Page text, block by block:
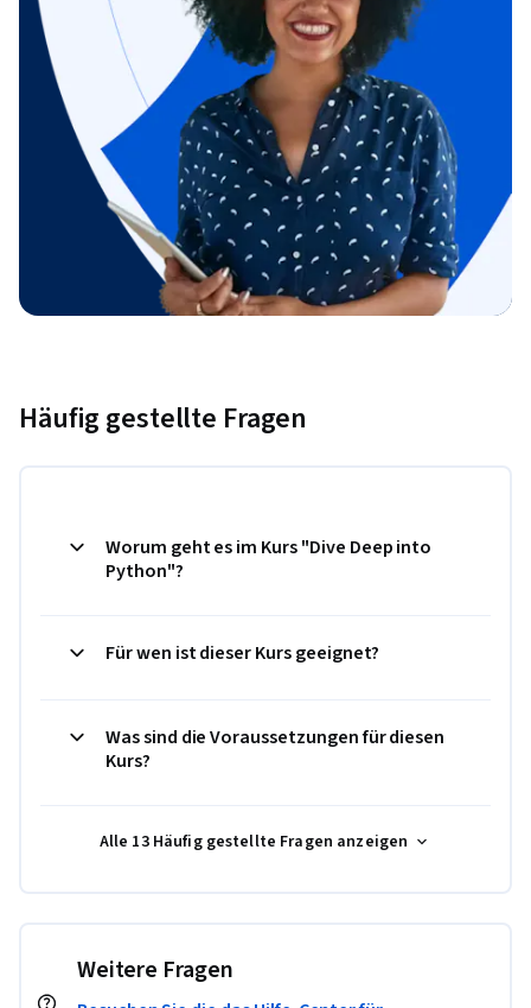
Häufig gestellte Fragen
Worum geht es im Kurs "Dive Deep into
Python"?
Für wen ist dieser Kurs geeignet?
Was sind die Voraussetzungen für diesen
Kurs?
Alle 13 Häufig gestellte Fragen anzeigen
Weitere Fragen